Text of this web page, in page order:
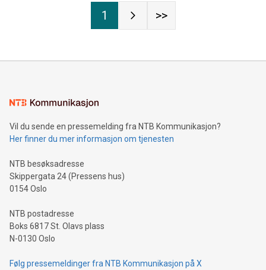
1 >>
Vil du sende en pressemelding fra NTB Kommunikasjon?
Her finner du mer informasjon om tjenesten
NTB besøksadresse
Skippergata 24 (Pressens hus)
0154 Oslo
NTB postadresse
Boks 6817 St. Olavs plass
N-0130 Oslo
Følg pressemeldinger fra NTB Kommunikasjon på X